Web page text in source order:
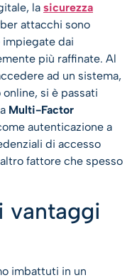
la sicurezza
attacchi sono
dai
più raffinate. Al
ad un sistema,
si è passati
Multi-Factor
autenticazione a
di accesso
fattore che spesso
vantaggi
imbattuti in un